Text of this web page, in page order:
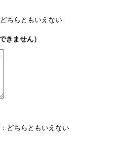
ちらともいえない
きません）
どちらともいえない